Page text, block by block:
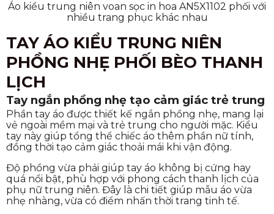
Áo kiểu trung niên voan sọc in hoa AN5X1102 phối với
nhiều trang phục khác nhau
TAY ÁO KIỂU TRUNG NIÊN
PHỒNG NHẸ PHỐI BÈO THANH
LỊCH
Tay ngắn phồng nhẹ tạo cảm giác trẻ trung
Phần tay áo được thiết kế ngắn phồng nhẹ, mang lại
vẻ ngoài mềm mại và trẻ trung cho người mặc. Kiểu
tay này giúp tổng thể chiếc áo thêm phần nữ tính,
đồng thời tạo cảm giác thoải mái khi vận động.
Độ phồng vừa phải giúp tay áo không bị cứng hay
quá nổi bật, phù hợp với phong cách thanh lịch của
phụ nữ trung niên. Đây là chi tiết giúp mẫu áo vừa
nhẹ nhàng, vừa có điểm nhấn thời trang tinh tế.